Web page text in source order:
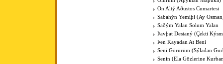
On Altý Aðustos Cumartesi
Sabahýn Yemiþi (Ay
Saðým Yalan Solum Yalan
Þavþat Destaný (Çekti
Þen Kayadan At Beni
Seni Görürüm (Sýladan
Senin (Ela Gözlerine